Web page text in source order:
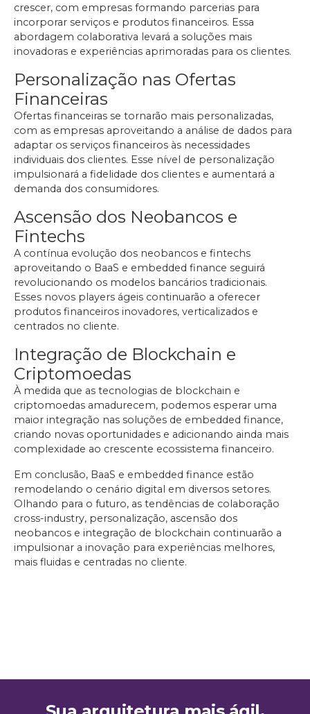
crescer, com empresas formando parcerias para
incorporar serviços e produtos financeiros. Essa
abordagem colaborativa levará a soluções mais
inovadoras e experiências aprimoradas para os clientes.
Personalização nas Ofertas
Financeiras
Ofertas financeiras se tornarão mais personalizadas,
com as empresas aproveitando a análise de dados para
adaptar os serviços financeiros às necessidades
individuais dos clientes. Esse nível de personalização
impulsionará a fidelidade dos clientes e aumentará a
demanda dos consumidores.
Ascensão dos Neobancos e
Fintechs
A contínua evolução dos neobancos e fintechs
aproveitando o BaaS e embedded finance seguirá
revolucionando os modelos bancários tradicionais.
Esses novos players ágeis continuarão a oferecer
produtos financeiros inovadores, verticalizados e
centrados no cliente.
Integração de Blockchain e
Criptomoedas
À medida que as tecnologias de blockchain e
criptomoedas amadurecem, podemos esperar uma
maior integração nas soluções de embedded finance,
criando novas oportunidades e adicionando ainda mais
complexidade ao crescente ecossistema financeiro.
Em conclusão, BaaS e embedded finance estão
remodelando o cenário digital em diversos setores.
Olhando para o futuro, as tendências de colaboração
cross-industry, personalização, ascensão dos
neobancos e integração de blockchain continuarão a
impulsionar a inovação para experiências melhores,
mais fluidas e centradas no cliente.